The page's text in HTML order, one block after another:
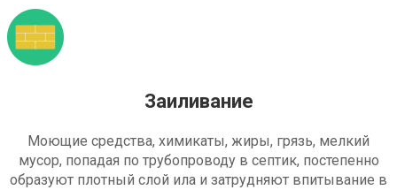
Заиливание
Моющие средства, химикаты, жиры, грязь, мелкий
мусор, попадая по трубопроводу в септик, постепенно
образуют плотный слой ила и затрудняют впитывание в